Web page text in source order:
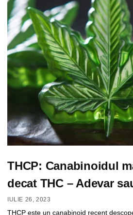
THCP: Canabinoidul
decat THC – Adevar
IULIE 26, 2023
THCP este un canabinoid recent